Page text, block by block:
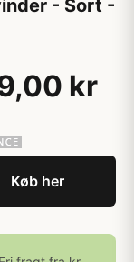
- Sort -
kr
Køb her